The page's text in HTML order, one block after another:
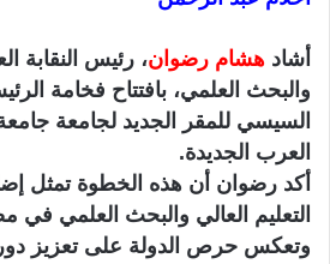
ن
أشاد هشام رضوان، رئيس النقابة
والبحث العلمي، بافتتاح فخامة
السيسي للمقر الجديد لجامعة
العرب الجديدة.
أكد رضوان أن هذه الخطوة تمثل
التعليم العالي والبحث العلمي في
وتعكس حرص الدولة على تعزيز